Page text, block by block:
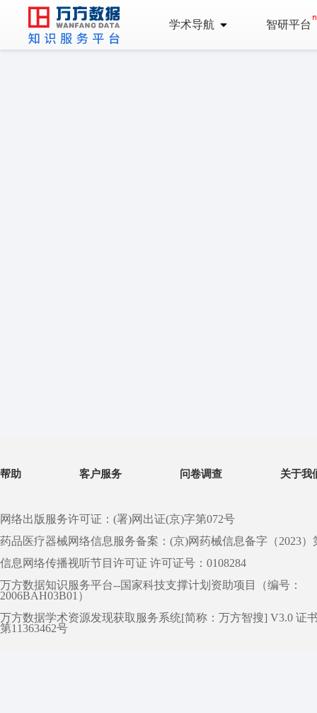
学术导航 智研平台
帮助 客户服务 问卷调查 关于我
网络出版服务许可证：(署)网出证(京)字第072号
药品医疗器械网络信息服务备案：(京)网药械信息备字（2023）
信息网络传播视听节目许可证 许可证号：0108284
万方数据知识服务平台--国家科技支撑计划资助项目（编号：
2006BAH03B01）
万方数据学术资源发现获取服务系统[简称：万方智搜] V3.0 证
第11363462号